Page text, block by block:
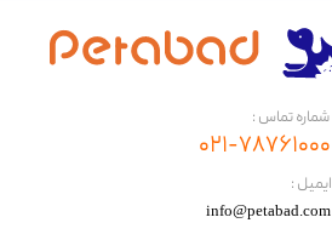
​ایمیل :
info@petabad.com
شماره تماس :
۰۲۱-۷۸۷۶۱۰۰۰